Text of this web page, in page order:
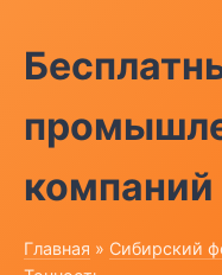
компаний
Главная » Сибирский